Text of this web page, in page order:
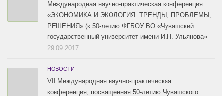
Международная научно-практическая конференция
«ЭКОНОМИКА И ЭКОЛОГИЯ: ТРЕНДЫ, ПРОБЛЕМЫ,
РЕШЕНИЯ» (к 50-летию ФГБОУ ВО «Чувашский
государственный университет имени И.Н. Ульянова»
29.09.2017
НОВОСТИ
VII Международная научно-практическая
конференция, посвященная 50-летию Чувашского